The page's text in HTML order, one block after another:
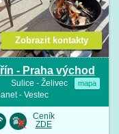
- Praha východ
Sulice - Želivec mapa
- Vestec
Zobrazit kontakty
Ceník
ZDE